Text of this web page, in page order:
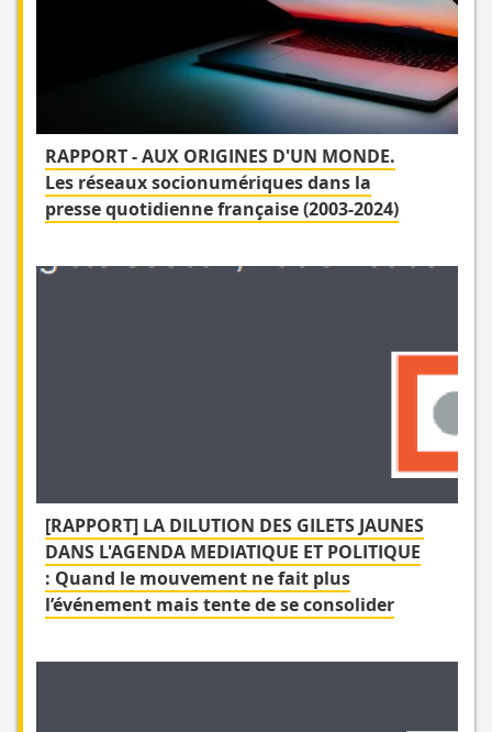
RAPPORT - AUX ORIGINES D'UN MONDE.
Les réseaux socionumériques dans la
presse quotidienne française (2003-2024)
[RAPPORT] LA DILUTION DES GILETS JAUNES
DANS L'AGENDA MEDIATIQUE ET POLITIQUE
: Quand le mouvement ne fait plus
l’événement mais tente de se consolider